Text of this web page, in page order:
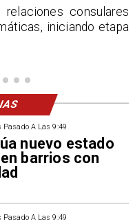
Pasado A Las 9:49
nuevo estado
barrios con
Pasado A Las 9:49
Ferias Libres (ASOF)
refieran a Fabiola
expresión utilizada